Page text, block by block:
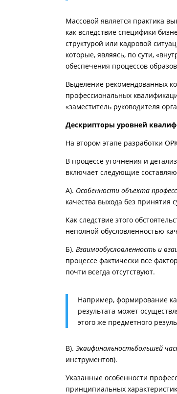
Массовой является практика
как вследствие специфики
структурой или кадровой
которые, являясь, по сути,
обеспечения процессов
Выделение рекомендованных
профессиональных
«заместитель руководителя
Дескрипторы уровней
На втором этапе разработки
В процессе уточнения и
включает следующие
А). Особенности объекта
качества выхода без принятия
Как следствие этого
неполной обусловленностью
Б). Взаимообусловленность и
процессе фактически все
почти всегда отсутствуют.
Например, формирование
результата может
этого же предметного
В).Эквифинальностьбольшей
инструментов).
Указанные особенности
принципиальных